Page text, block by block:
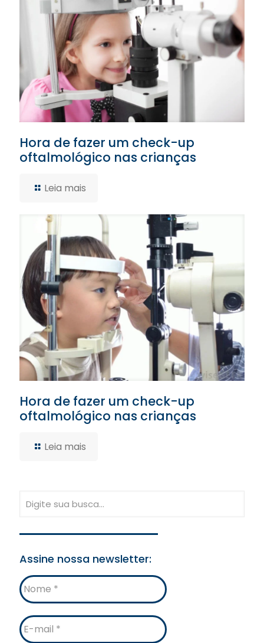
Hora de fazer um check-up
oftalmológico nas crianças
Leia mais
Hora de fazer um check-up
oftalmológico nas crianças
Leia mais
Assine nossa newsletter:
Nome
E-
mail